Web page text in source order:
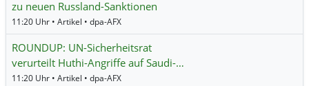
zu neuen Russland-Sanktionen
11:20 Uhr • Artikel • dpa-AFX
ROUNDUP: UN-Sicherheitsrat
verurteilt Huthi-Angriffe auf Saudi-…
11:20 Uhr • Artikel • dpa-AFX